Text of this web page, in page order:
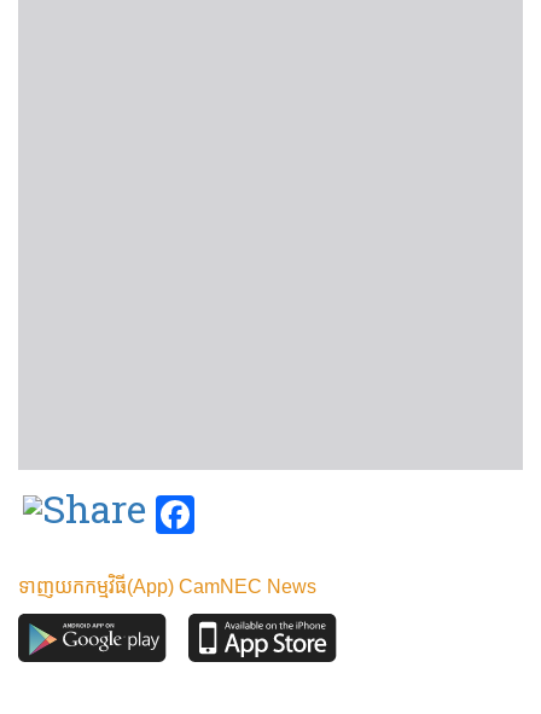
ទាញយកកម្មវិធី(App) CamNEC News